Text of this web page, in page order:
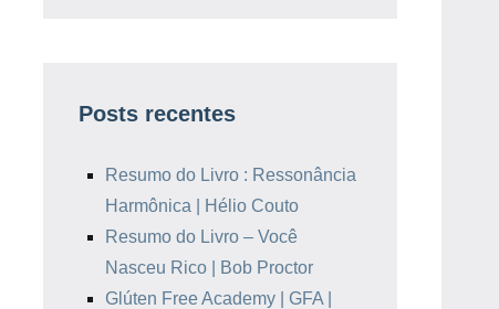
Posts recentes
Resumo do Livro : Ressonância
Harmônica | Hélio Couto
Resumo do Livro – Você
Nasceu Rico | Bob Proctor
Glúten Free Academy | GFA |